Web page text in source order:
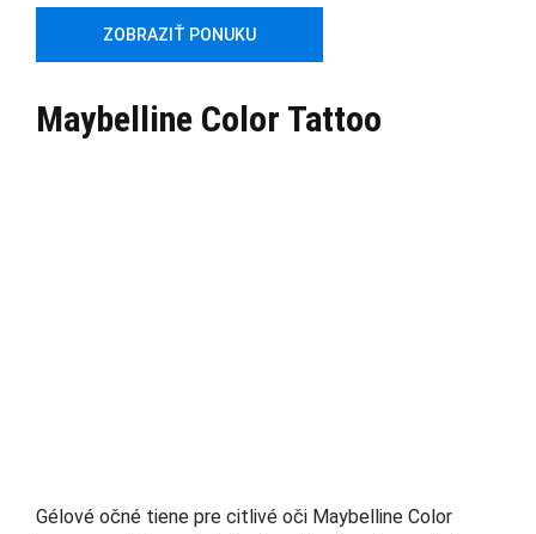
ZOBRAZIŤ PONUKU
Maybelline Color Tattoo
Gélové očné tiene pre citlivé oči Maybelline Color